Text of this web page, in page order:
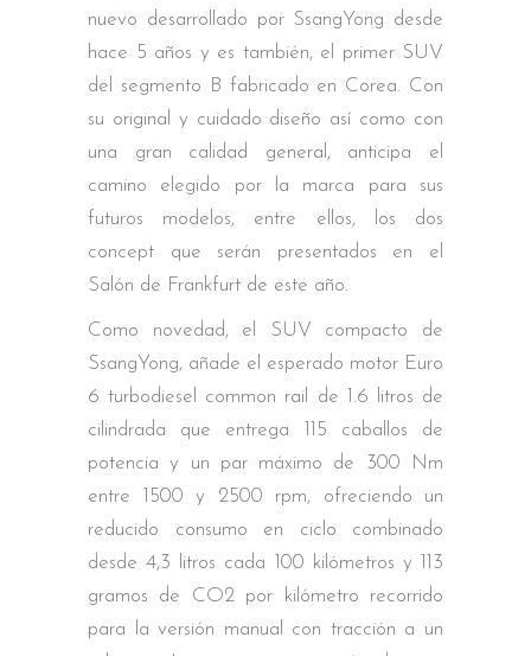
nuevo desarrollado por SsangYong desde
hace 5 años y es también, el primer SUV
del segmento B fabricado en Corea. Con
su original y cuidado diseño así como con
una gran calidad general, anticipa el
camino elegido por la marca para sus
futuros modelos, entre ellos, los dos
concept que serán presentados en el
Salón de Frankfurt de este año.
Como novedad, el SUV compacto de
SsangYong, añade el esperado motor Euro
6 turbodiesel common rail de 1.6 litros de
cilindrada que entrega 115 caballos de
potencia y un par máximo de 300 Nm
entre 1500 y 2500 rpm, ofreciendo un
reducido consumo en ciclo combinado
desde 4,3 litros cada 100 kilómetros y 113
gramos de CO2 por kilómetro recorrido
para la versión manual con tracción a un